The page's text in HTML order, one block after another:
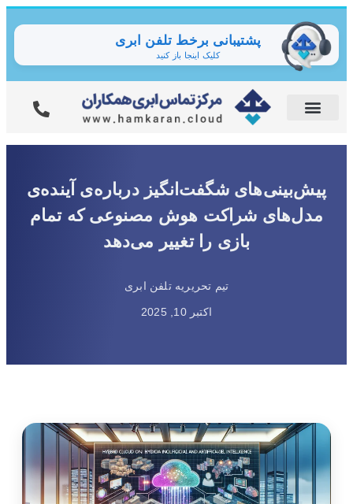
پشتیبانی برخط تلفن ابری
کلیک اینجا باز کنید
پیش‌بینی‌های شگفت‌انگیز درباره‌ی آینده‌ی
مدل‌های شراکت هوش مصنوعی که تمام
بازی را تغییر می‌دهد
تیم تحریریه تلفن ابری
اکتبر 10, 2025